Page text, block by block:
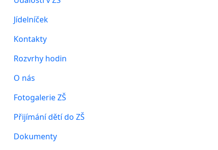
Jídelníček
Kontakty
Rozvrhy hodin
O nás
Fotogalerie ZŠ
Přijímání dětí do ZŠ
Dokumenty